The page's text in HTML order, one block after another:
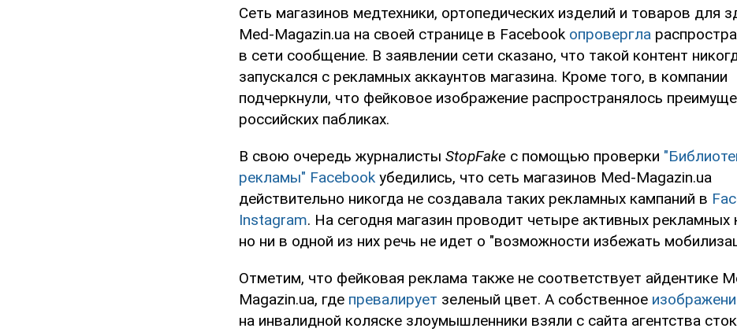
Сеть магазинов медтехники, ортопедических изделий и товаров для
Med-Magazin.ua на своей странице в Facebook опровергла
в сети сообщение. В заявлении сети сказано, что такой контент
запускался с рекламных аккаунтов магазина. Кроме того, в компании
подчеркнули, что фейковое изображение распространялось
российских пабликах.
В свою очередь журналисты StopFake с помощью проверки
рекламы" Facebook убедились, что сеть магазинов Med-Magazin.ua
действительно никогда не создавала таких рекламных кампаний в
Instagram. На сегодня магазин проводит четыре активных рекламных
но ни в одной из них речь не идет о "возможности избежать
Отметим, что фейковая реклама также не соответствует айдентике
Magazin.ua, где превалирует зеленый цвет. А собственное
на инвалидной коляске злоумышленники взяли с сайта агентства